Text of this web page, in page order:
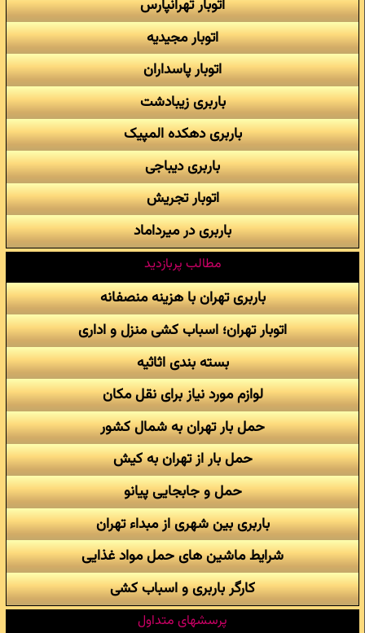
اتوبار تهرانپارس
اتوبار مجیدیه
اتوبار پاسداران
باربری زیبادشت
باربری دهکده المپیک
باربری دیباجی
اتوبار تجریش
باربری در میرداماد
مطالب پربازدید
باربری تهران با هزینه منصفانه
اتوبار تهران؛ اسباب کشی منزل و اداری
بسته بندی اثاثیه
لوازم مورد نیاز برای نقل مکان
حمل بار تهران به شمال کشور
حمل بار از تهران به کیش
حمل و جابجایی پیانو
باربری بین شهری از مبداء تهران
شرایط ماشین های حمل مواد غذایی
کارگر باربری و اسباب کشی
پرسشهای متداول